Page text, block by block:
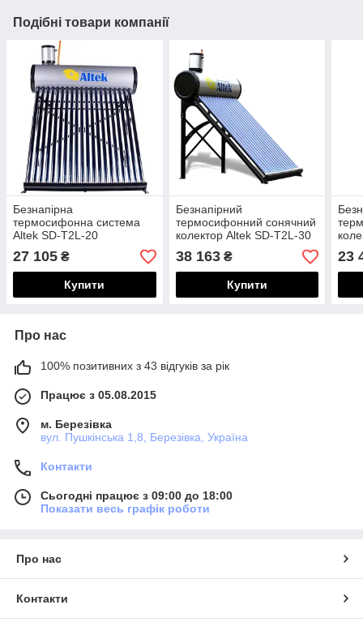
Подібні товари компанії
Безнапірна
термосифонна система
Altek SD-T2L-20
27 105 ₴
Купити
Безнапірний
термосифонний сонячний
колектор Altek SD-T2L-30
(нержавійка 316L)
38 163₴
Купити
AX-
23
Про нас
100% позитивних з 43 відгуків за рік
Працює з 05.08.2015
м. Березівка
вул. Пушкінська 1,8, Березівка, Україна
Контакти
Сьогодні працює з 09:00 до 18:00
Показати весь графік роботи
Про нас
Контакти